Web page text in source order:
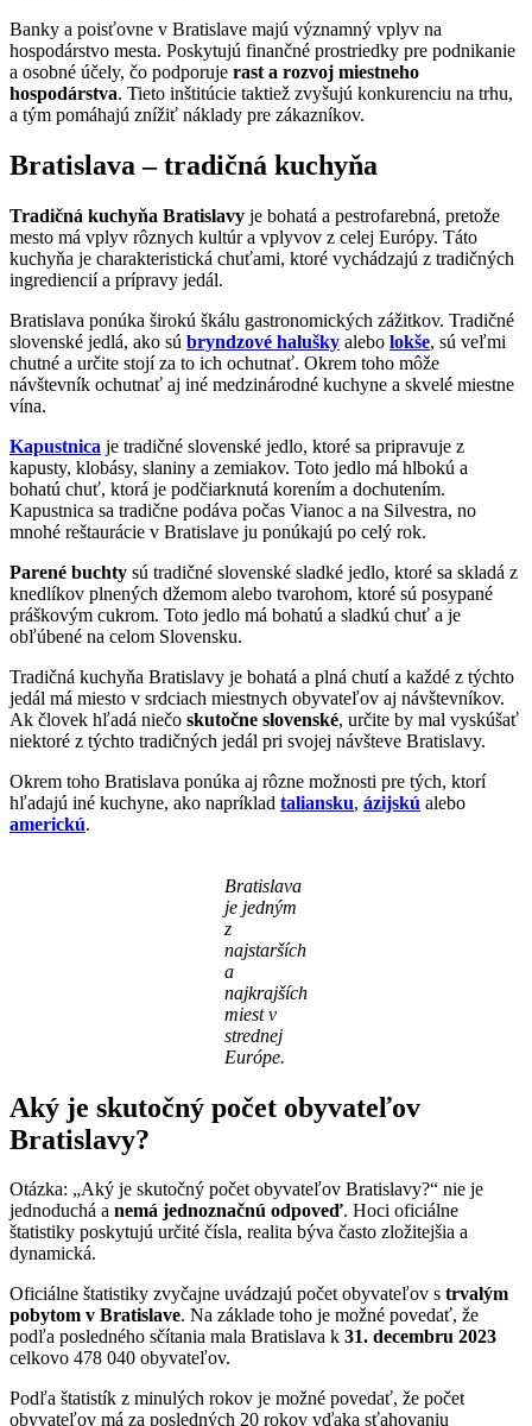
Banky a poisťovne v Bratislave majú významný vplyv na
hospodárstvo mesta. Poskytujú finančné prostriedky pre podnikanie
a osobné účely, čo podporuje rast a rozvoj miestneho
hospodárstva. Tieto inštitúcie taktiež zvyšujú konkurenciu na trhu,
a tým pomáhajú znížiť náklady pre zákazníkov.
Bratislava – tradičná kuchyňa
Tradičná kuchyňa Bratislavy je bohatá a pestrofarebná, pretože
mesto má vplyv rôznych kultúr a vplyvov z celej Európy. Táto
kuchyňa je charakteristická chuťami, ktoré vychádzajú z tradičných
ingrediencií a prípravy jedál.
Bratislava ponúka širokú škálu gastronomických zážitkov. Tradičné
slovenské jedlá, ako sú bryndzové halušky alebo lokše, sú veľmi
chutné a určite stojí za to ich ochutnať. Okrem toho môže
návštevník ochutnať aj iné medzinárodné kuchyne a skvelé miestne
vína.
Kapustnica je tradičné slovenské jedlo, ktoré sa pripravuje z
kapusty, klobásy, slaniny a zemiakov. Toto jedlo má hlbokú a
bohatú chuť, ktorá je podčiarknutá korením a dochutením.
Kapustnica sa tradične podáva počas Vianoc a na Silvestra, no
mnohé reštaurácie v Bratislave ju ponúkajú po celý rok.
Parené buchty sú tradičné slovenské sladké jedlo, ktoré sa skladá z
knedlíkov plnených džemom alebo tvarohom, ktoré sú posypané
práškovým cukrom. Toto jedlo má bohatú a sladkú chuť a je
obľúbené na celom Slovensku.
Tradičná kuchyňa Bratislavy je bohatá a plná chutí a každé z týchto
jedál má miesto v srdciach miestnych obyvateľov aj návštevníkov.
Ak človek hľadá niečo skutočne slovenské, určite by mal vyskúšať
niektoré z týchto tradičných jedál pri svojej návšteve Bratislavy.
Okrem toho Bratislava ponúka aj rôzne možnosti pre tých, ktorí
hľadajú iné kuchyne, ako napríklad taliansku, ázijskú alebo
americkú.
Bratislava
je jedným
z
najstarších
a
najkrajších
miest v
strednej
Európe.
Aký je skutočný počet obyvateľov
Bratislavy?
Otázka: „Aký je skutočný počet obyvateľov Bratislavy?“ nie je
jednoduchá a nemá jednoznačnú odpoveď. Hoci oficiálne
štatistiky poskytujú určité čísla, realita býva často zložitejšia a
dynamická.
Oficiálne štatistiky zvyčajne uvádzajú počet obyvateľov s trvalým
pobytom v Bratislave. Na základe toho je možné povedať, že
podľa posledného sčítania mala Bratislava k 31. decembru 2023
celkovo 478 040 obyvateľov.
Podľa štatistík z minulých rokov je možné povedať, že počet
obyvateľov má za posledných 20 rokov vďaka sťahovaniu